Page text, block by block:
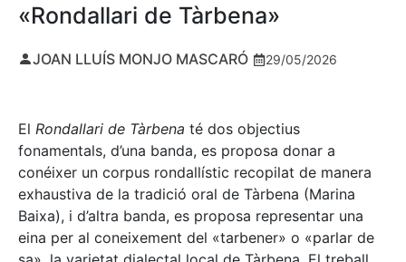
«Rondallari de Tàrbena»
JOAN LLUÍS MONJO MASCARÓ 29/05/2026
El Rondallari de Tàrbena té dos objectius
fonamentals, d’una banda, es proposa donar a
conéixer un corpus rondallístic recopilat de manera
exhaustiva de la tradició oral de Tàrbena (Marina
Baixa), i d’altra banda, es proposa representar una
eina per al coneixement del «tarbener» o «parlar de